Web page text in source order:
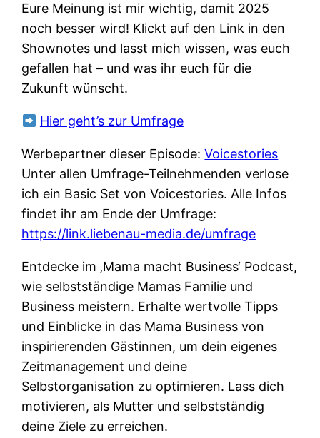
Eure Meinung ist mir wichtig, damit 2025
noch besser wird! Klickt auf den Link in den
Shownotes und lasst mich wissen, was euch
gefallen hat – und was ihr euch für die
Zukunft wünscht.
Hier geht’s zur Umfrage
Werbepartner dieser Episode:Voicestories
Unter allen Umfrage-Teilnehmenden verlose
ich ein Basic Set von Voicestories. Alle Infos
findet ihr am Ende der Umfrage:
https://link.liebenau-media.de/umfrage
Entdecke im ‚Mama macht Business‘ Podcast,
wie selbstständige Mamas Familie und
Business meistern. Erhalte wertvolle Tipps
und Einblicke in das Mama Business von
inspirierenden Gästinnen, um dein eigenes
Zeitmanagement und deine
Selbstorganisation zu optimieren. Lass dich
motivieren, als Mutter und selbstständig
deine Ziele zu erreichen.